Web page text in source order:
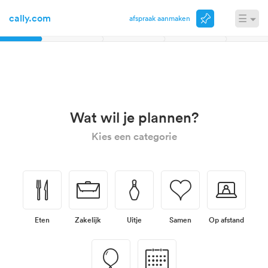
cally.com
Afspraak aanmaken
Inloggen
☰
Wat wil je plannen?
Kies een categorie
🍴
Eten
💼
Zakelijk
🎳
Uitje
💗
Samen
💻
Op afstand
🎈 📅